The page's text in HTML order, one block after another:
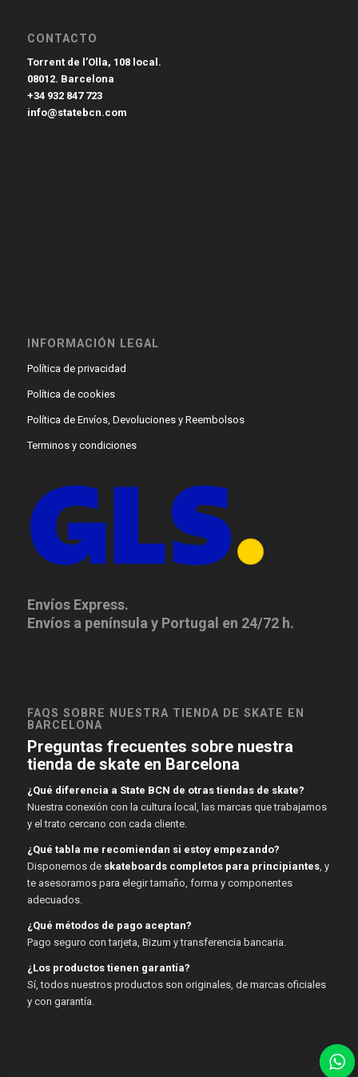
CONTACTO
Torrent de l’Olla, 108 local.
08012. Barcelona
+34 932 847 723
info@statebcn.com
INFORMACIÓN LEGAL
Política de privacidad
Política de cookies
Política de Envíos, Devoluciones y Reembolsos
Terminos y condiciones
Envíos Express.
Envíos a península y Portugal en 24/72 h.
FAQS SOBRE NUESTRA TIENDA DE SKATE EN
BARCELONA
Preguntas frecuentes sobre nuestra
tienda de skate en Barcelona
¿Qué diferencia a State BCN de otras tiendas de skate?
Nuestra conexión con la cultura local, las marcas que trabajamos
y el trato cercano con cada cliente.
¿Qué tabla me recomiendan si estoy empezando?
Disponemos de skateboards completos para principiantes, y
te asesoramos para elegir tamaño, forma y componentes
adecuados.
¿Qué métodos de pago aceptan?
Pago seguro con tarjeta, Bizum y transferencia bancaria.
¿Los productos tienen garantía?
Sí, todos nuestros productos son originales, de marcas oficiales
y con garantía.